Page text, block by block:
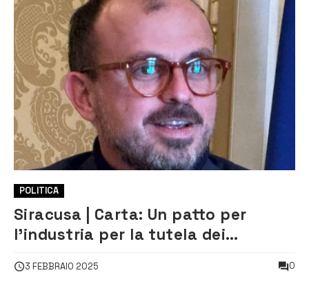
POLITICA
Siracusa | Carta: Un patto per
l’industria per la tutela dei
3 FEBBRAIO 2025 0